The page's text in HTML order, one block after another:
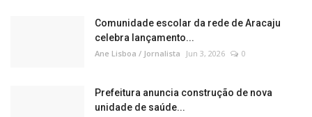
Comunidade escolar da rede de Aracaju
celebra lançamento...
Ane Lisboa / Jornalista Jun 3, 2026 0
Prefeitura anuncia construção de nova
unidade de saúde...